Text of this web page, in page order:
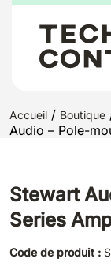
Accueil / Boutique
Audio – Pole-
Stewart
Series
Code de produit :